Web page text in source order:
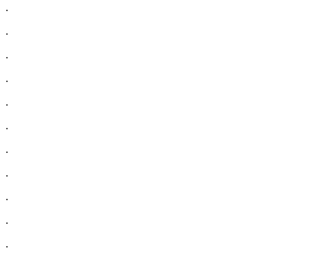
.
.
.
.
.
.
.
.
.
.
.